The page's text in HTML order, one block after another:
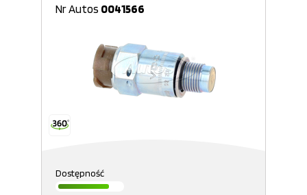
Nr Autos 0041566
Dostępność